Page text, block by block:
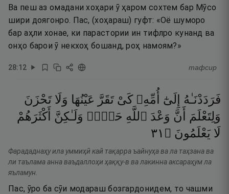
Ва пеш аз омадани хоҳари ӯ ҳаром сохтем бар Мӯсо
шири доягонро. Пас, (хоҳараш) гуфт: «Оё шуморо
бар аҳли хонае, ки парастории ин тифлро кунанд ва
онҳо барои ӯ некхоҳ бошанд, роҳ намоям?»
28:12 тафсир
فَرَدَدْنَـٰهُ إِلَىٰٓ أُمِّهِۦ كَىْ تَقَرَّ عَيْنُهَا وَلَا تَحْزَنَ
وَلِتَعْلَمَ
أَنَّ وَعْدَ ٱللَّهِ حَقٌّۭ وَلَـٰكِنَّ أَكْثَرَهُمْ
لَا يَعْلَمُونَ ۝ ١٣
Фарададнаҳу ила уммиҳӣ кай тақарра ъайнуҳа ва ла таҳзана ва
ли таълама анна ваъдаллоҳи ҳаққу-в ва лакинна аксараҳум ла
яъламун.
Пас, ӯро ба сӯи модараш бозгардонидем, то чашми